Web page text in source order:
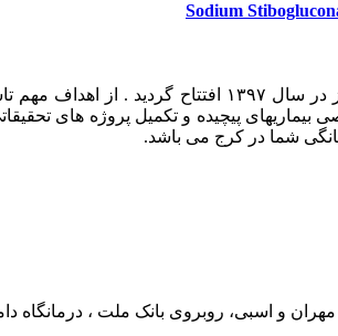
درمانگاه دامپزشکی دامپزشکان سبز
بیماریهای پیچیده و تکمیل پروژه های
خانگی شما در کرج می باشد.
و اسبی، روبروی بانک ملت ، درمانگاه